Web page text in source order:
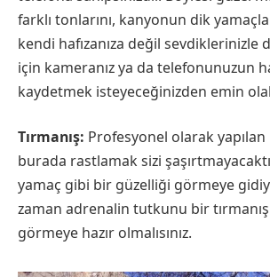
farklı tonlarını, kanyonun dik
kendi hafızanıza değil sevdiklerinizle
için kameranız ya da telefonunuzun
kaydetmek isteyeceğinizden emin
Tırmanış: Profesyonel olarak yapılan
burada rastlamak sizi
yamaç gibi bir güzelliği görmeye
zaman adrenalin tutkunu bir
görmeye hazır olmalısınız.